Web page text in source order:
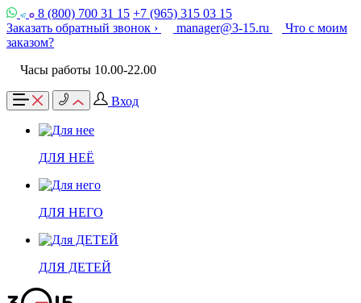
8 (800) 700 31 15 +7 (965) 315 03 15
Заказать обратный звонок ›
manager@3-15.ru
Что с моим
заказом?
Часы работы 10.00-22.00
Вход
ДЛЯ НЕЁ
ДЛЯ НЕГО
ДЛЯ ДЕТЕЙ